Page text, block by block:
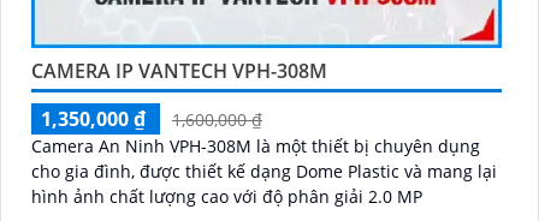
CAMERA IP VANTECH VPH-308M
1,350,000 ₫
1,600,000 ₫
Camera An Ninh VPH-308M là một thiết bị chuyên dụng
cho gia đình, được thiết kế dạng Dome Plastic và mang lại
hình ảnh chất lượng cao với độ phân giải 2.0 MP